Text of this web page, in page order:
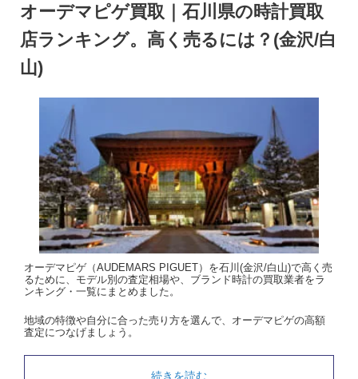
オーデマピゲ買取｜石川県の時計買取
店ランキング。高く売るには？(金沢/白
山)
オーデマピゲ（AUDEMARS PIGUET）を石川(金沢/白山)で高く売
るために、モデル別の査定相場や、ブランド時計の買取業者をラ
ンキング・一覧にまとめました。
地域の特徴や自分に合った売り方を選んで、オーデマピゲの高額
査定につなげましょう。
続きを読む